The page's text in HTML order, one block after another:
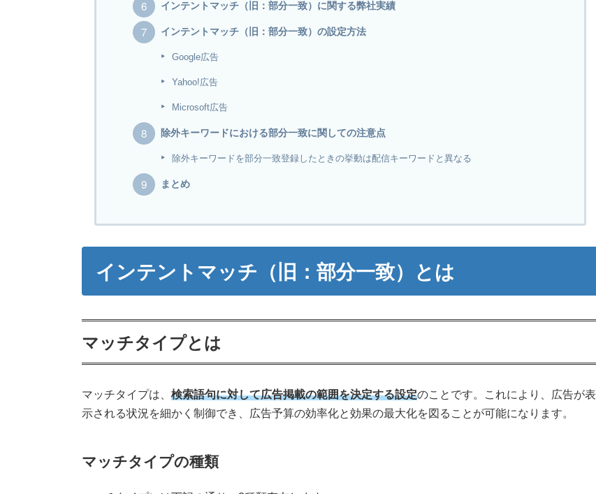
インテントマッチ（旧：部分一致）に関する弊社実績
インテントマッチ（旧：部分一致）の設定方法
Google広告
Yahoo!広告
Microsoft広告
除外キーワードにおける部分一致に関しての注意点
除外キーワードを部分一致登録したときの挙動は配信キーワードと異なる
まとめ
インテントマッチ（旧：部分一致）とは
マッチタイプとは
マッチタイプは、 検索語句に対して広告掲載の範囲を決定する設定のことです。これにより、広告が表
示される状況を細かく制御でき、広告予算の効率化と効果の最大化を図ることが可能になります。
マッチタイプの種類